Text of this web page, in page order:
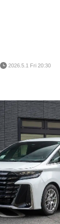
2026.5.1 Fri 20:30